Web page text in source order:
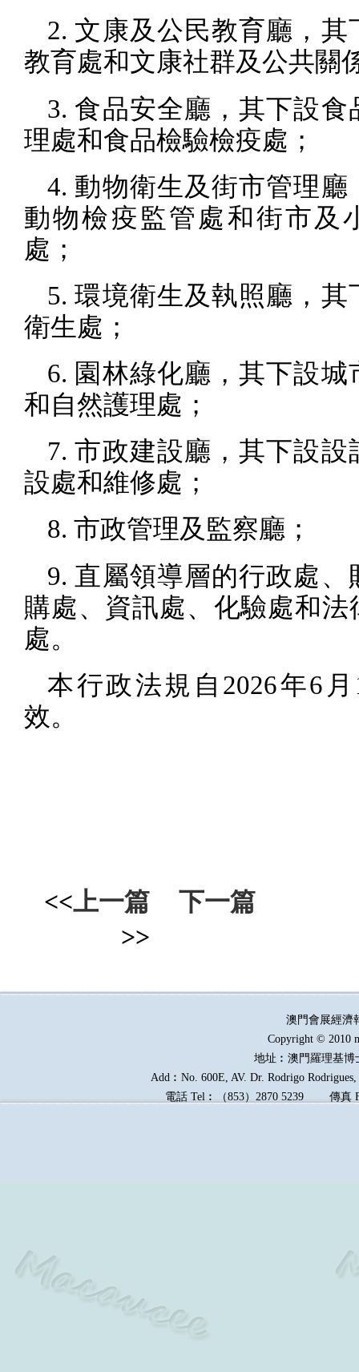
2. 文康及公民教育廳，其
教育處和文康社群及公共關
3. 食品安全廳，其下設食
理處和食品檢驗檢疫處；
4. 動物衛生及街市管理廳
動物檢疫監管處和街市及
處；
5.環境衛生及執照廳，其
衛生處；
6. 園林綠化廳，其下設城
和自然護理處；
7.市政建設廳，其下設設
設處和維修處；
8.市政管理及監察廳；
9. 直屬領導層的行政處、
購處、資訊處、化驗處和法
處。
本行政法規自 2026年6 月
效。
<<上一篇
下一篇
>>
澳門會展經
Copyright © 2010
地址︰澳門羅理基博
Add︰No. 600E, AV. Dr. Rodrigo
電話 Tel︰（853）2870 5239傳真